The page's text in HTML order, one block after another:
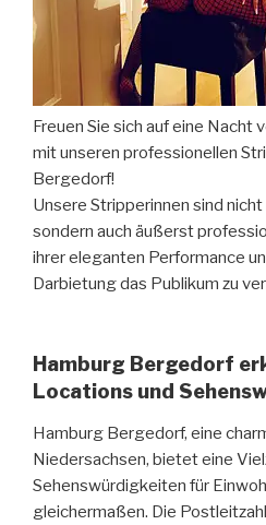
Freuen Sie sich auf eine Nacht
mit unseren professionellen
Bergedorf!
Unsere Stripperinnen sind nicht
sondern auch äußerst
ihrer eleganten Performance
Darbietung das Publikum zu
Hamburg Bergedorf
Locations und
Hamburg Bergedorf, eine
Niedersachsen, bietet eine
Sehenswürdigkeiten für
gleichermaßen. Die